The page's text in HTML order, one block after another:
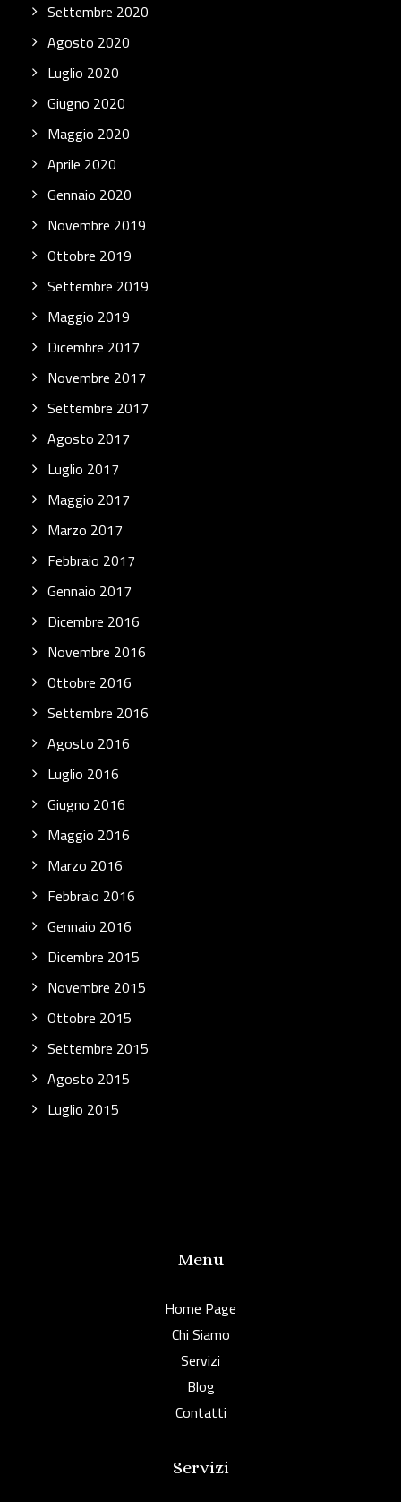
Settembre 2020
Agosto 2020
Luglio 2020
Giugno 2020
Maggio 2020
Aprile 2020
Gennaio 2020
Novembre 2019
Ottobre 2019
Settembre 2019
Maggio 2019
Dicembre 2017
Novembre 2017
Settembre 2017
Agosto 2017
Luglio 2017
Maggio 2017
Marzo 2017
Febbraio 2017
Gennaio 2017
Dicembre 2016
Novembre 2016
Ottobre 2016
Settembre 2016
Agosto 2016
Luglio 2016
Giugno 2016
Maggio 2016
Marzo 2016
Febbraio 2016
Gennaio 2016
Dicembre 2015
Novembre 2015
Ottobre 2015
Settembre 2015
Agosto 2015
Luglio 2015
Menu
Home Page
Chi Siamo
Servizi
Blog
Contatti
Servizi